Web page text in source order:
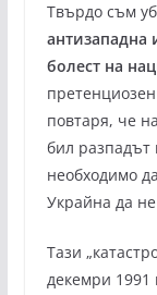
Твърдо съм
болест на
повтаря, че
бил разпадът
необходимо
Украйна да
Тази
декемри 1991